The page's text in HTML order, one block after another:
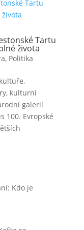
Tartu
života
, Politika
kulturní
galerií
100. Evropské
Kdo je